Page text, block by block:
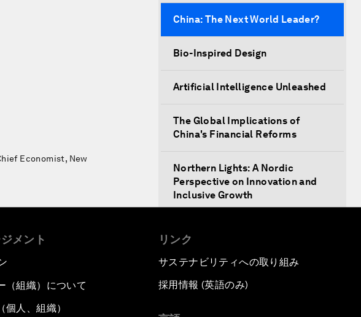
Economist, New
China: The Next World Leader?
Bio-Inspired Design
Artificial Intelligence Unleashed
The Global Implications of
China's Financial Reforms
Northern Lights: A Nordic
Perspective on Innovation and
Inclusive Growth
Peninsula
メント
（組織）について
個人、組織）
リンク
サステナビリティへの取り組み
採用情報 (英語のみ)